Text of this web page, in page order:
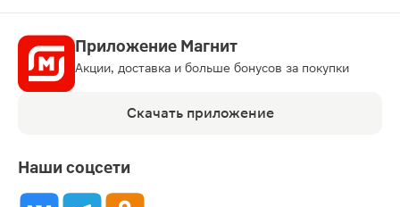
Приложение Магнит
Акции, доставка и больше бонусов за покупки
Скачать приложение
Наши соцсети